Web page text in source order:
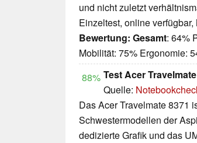
und nicht zuletzt
Einzeltest, online
Bewertung: Gesamt: 64%
Mobilität: 75% Ergonomie:
88% Test Acer
Quelle:
Das Acer Travelmate 8371
Schwestermodellen der
dedizierte Grafik und das